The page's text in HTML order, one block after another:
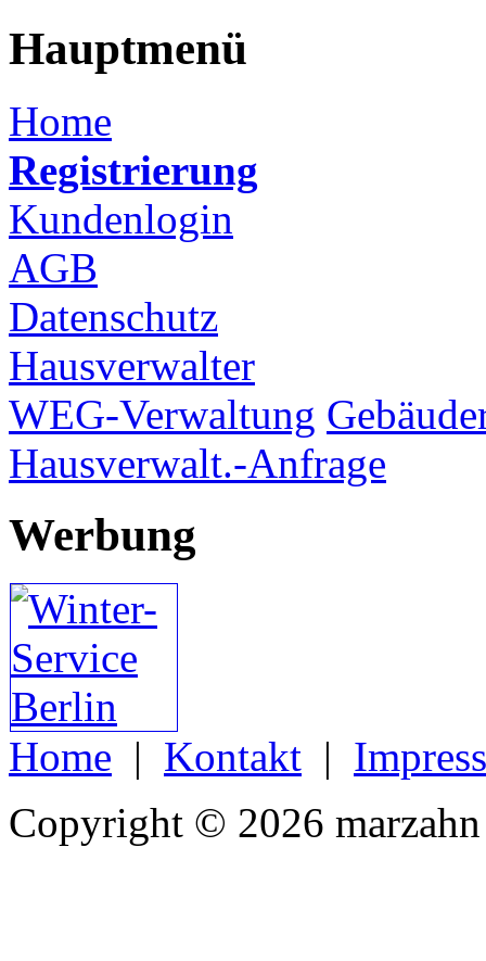
Hauptmenü
Home
Registrierung
Kundenlogin
AGB
Datenschutz
Hausverwalter
WEG-Verwaltung
Hausverwalt.-Anfrage
Werbung
Home | Kontakt |
Copyright © 2026